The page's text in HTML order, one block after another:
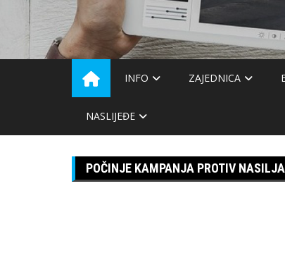
INFO ZAJEDNICA
NASLIJEĐE
POČINJE KAMPANJA PROTIV